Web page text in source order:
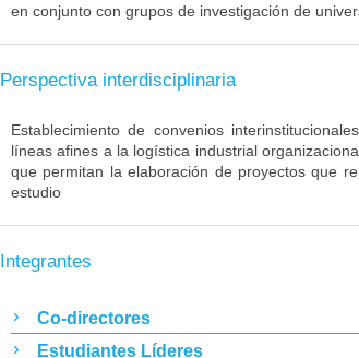
en conjunto con grupos de investigación de
Perspectiva interdisciplinaria
Establecimiento de convenios
líneas afines a la logística industrial
que permitan la elaboración de proyectos que
estudio
Integrantes
Co-directores
Estudiantes Líderes